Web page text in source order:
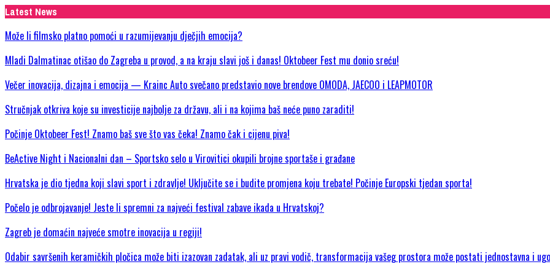
Latest News
Može li filmsko platno pomoći u razumijevanju dječjih emocija?
Mladi Dalmatinac otišao do Zagreba u provod, a na kraju slavi još i danas! Oktobeer Fest mu donio sreću!
Večer inovacija, dizajna i emocija — Krainc Auto svečano predstavio nove brendove OMODA, JAECOO i LEAPMOTOR
Stručnjak otkriva koje su investicije najbolje za državu, ali i na kojima baš neće puno zaraditi!
Počinje Oktobeer Fest! Znamo baš sve što vas čeka! Znamo čak i cijenu piva!
BeActive Night i Nacionalni dan – Sportsko selo u Virovitici okupili brojne sportaše i građane
Hrvatska je dio tjedna koji slavi sport i zdravlje! Uključite se i budite promjena koju trebate! Počinje Europski tjedan sporta!
Počelo je odbrojavanje! Jeste li spremni za najveći festival zabave ikada u Hrvatskoj?
Zagreb je domaćin najveće smotre inovacija u regiji!
Odabir savršenih keramičkih pločica može biti izazovan zadatak, ali uz pravi vodič, transformacija vašeg prostora može postati jednostavna i